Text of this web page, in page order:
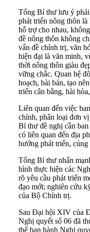
Tổng Bí thư lưu ý
phát triển nông thôn
hỗ trợ cho nhau,
đề nông thôn không
vấn đề chính trị, văn
hiện đại là văn minh,
thời nông thôn giàu
vững chắc. Quan hệ
hoạch, bài bản, tạo
triển cân bằng, hài
Liên quan đến việc
chính, phân loại đơn
Bí thư đề nghị cần
có liên quan đến địa
hướng phát triển,
Tổng Bí thư nhấn
hình thực hiện các
rõ yêu cầu phát triển
đạo mới; nghiên cứu
của Bộ Chính trị.
Sau Đại hội XIV của
Nghị quyết số 06 đã
thể ban hành Nghị